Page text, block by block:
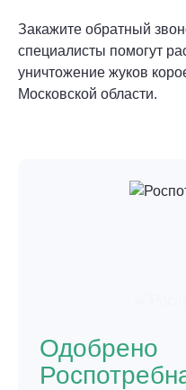
Закажите обратный
специалисты помогут
уничтожение жуков
Московской области.
Одобрено